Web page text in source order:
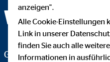
Windisch —
Geschäftsstellenleiter für
anzeigen".
Alle Cookie-Einstellungen
Link in unserer
finden Sie auch alle
Informationen in